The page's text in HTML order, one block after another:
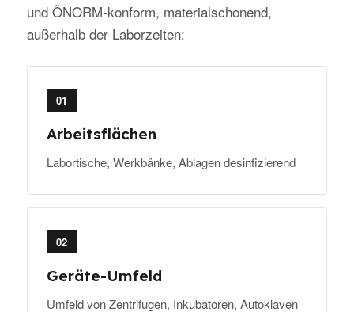
und ÖNORM-konform, materialschonend,
außerhalb der Laborzeiten:
01
Arbeitsflächen
Labortische, Werkbänke, Ablagen desinfizierend
02
Geräte-Umfeld
Umfeld von Zentrifugen, Inkubatoren, Autoklaven